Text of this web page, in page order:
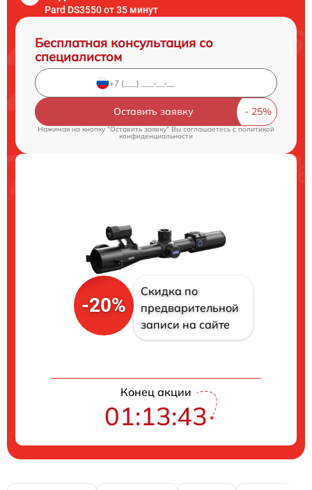
Pard DS3550 от 35 минут
Бесплатная консультация со
специалистом
Оставить заявку
Нажимая на кнопку "Оставить заявку" Вы соглашаетесь c политикой
конфиденциальности
-20%
Скидка по
предварительной
записи на сайте
Конец акции
01:13:42